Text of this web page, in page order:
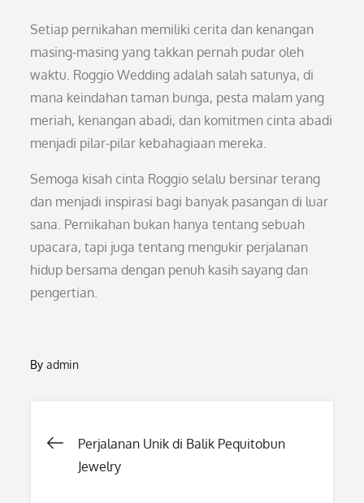
Setiap pernikahan memiliki cerita dan kenangan
masing-masing yang takkan pernah pudar oleh
waktu. Roggio Wedding adalah salah satunya, di
mana keindahan taman bunga, pesta malam yang
meriah, kenangan abadi, dan komitmen cinta abadi
menjadi pilar-pilar kebahagiaan mereka.
Semoga kisah cinta Roggio selalu bersinar terang
dan menjadi inspirasi bagi banyak pasangan di luar
sana. Pernikahan bukan hanya tentang sebuah
upacara, tapi juga tentang mengukir perjalanan
hidup bersama dengan penuh kasih sayang dan
pengertian.
Byadmin
Post
Perjalanan Unik di Balik Pequitobun
Jewelry